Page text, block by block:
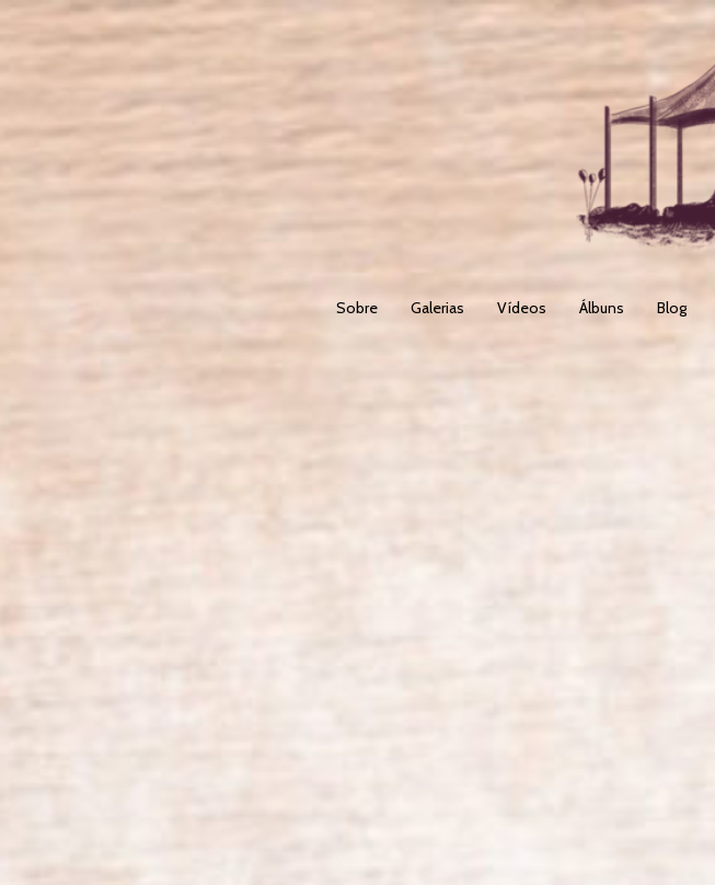
Sobre Galerias Vídeos Álbuns Blog